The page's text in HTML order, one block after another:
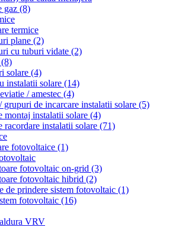
gaz (8)
termice
plane (2)
cu tuburi vidate (2)
(8)
solare (4)
instalatii solare (14)
/ amestec (4)
grupuri de incarcare instalatii solare (5)
montaj instalatii solare (4)
racordare instalatii solare (71)
fotovoltaice (1)
fotovoltaic on-grid (3)
fotovoltaic hibrid (2)
de prindere sistem fotovoltaic (1)
fotovoltaic (16)
VRV